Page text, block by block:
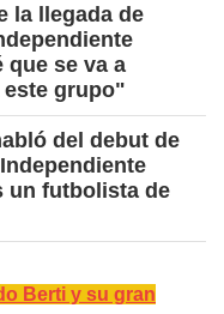
la llegada de
que se va a
este grupo"
del debut de
un futbolista de
Berti y su gran